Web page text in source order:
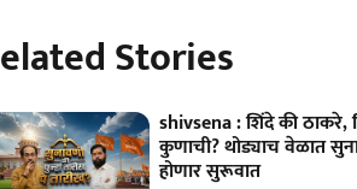
Stories
shivsena : शिंदे की ठाकरे,
कुणाची? थोड्याच वेळात
होणार सुरूवात